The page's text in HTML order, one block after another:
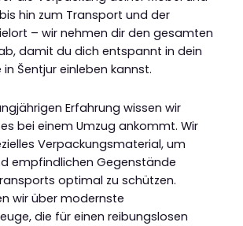
hin zum Transport und der
– wir nehmen dir den gesamten
damit du dich entspannt in dein
Šentjur einleben kannst.
Erfahrung wissen wir
bei einem Umzug ankommt. Wir
Verpackungsmaterial, um
empfindlichen Gegenstände
optimal zu schützen.
wir über modernste
die für einen reibungslosen